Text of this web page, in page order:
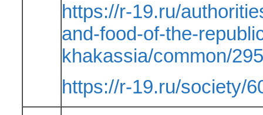
https://r-19.ru/
and-food-of-the-
khakassia/common/
https://r-19.ru/society/